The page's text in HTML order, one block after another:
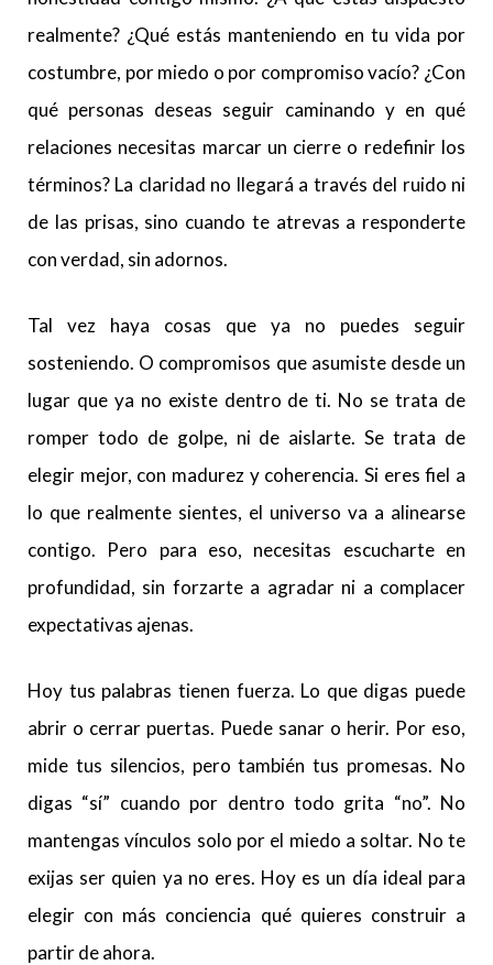
realmente? ¿Qué estás manteniendo en tu vida por
costumbre, por miedo o por compromiso vacío? ¿Con
qué personas deseas seguir caminando y en qué
relaciones necesitas marcar un cierre o redefinir los
términos? La claridad no llegará a través del ruido ni
de las prisas, sino cuando te atrevas a responderte
con verdad, sin adornos.
Tal vez haya cosas que ya no puedes seguir
sosteniendo. O compromisos que asumiste desde un
lugar que ya no existe dentro de ti. No se trata de
romper todo de golpe, ni de aislarte. Se trata de
elegir mejor, con madurez y coherencia. Si eres fiel a
lo que realmente sientes, el universo va a alinearse
contigo. Pero para eso, necesitas escucharte en
profundidad, sin forzarte a agradar ni a complacer
expectativas ajenas.
Hoy tus palabras tienen fuerza. Lo que digas puede
abrir o cerrar puertas. Puede sanar o herir. Por eso,
mide tus silencios, pero también tus promesas. No
digas “sí” cuando por dentro todo grita “no”. No
mantengas vínculos solo por el miedo a soltar. No te
exijas ser quien ya no eres. Hoy es un día ideal para
elegir con más conciencia qué quieres construir a
partir de ahora.